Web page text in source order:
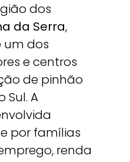
dos
da Serra,
um dos
e centros
de pinhão
Sul. A
por famílias
renda